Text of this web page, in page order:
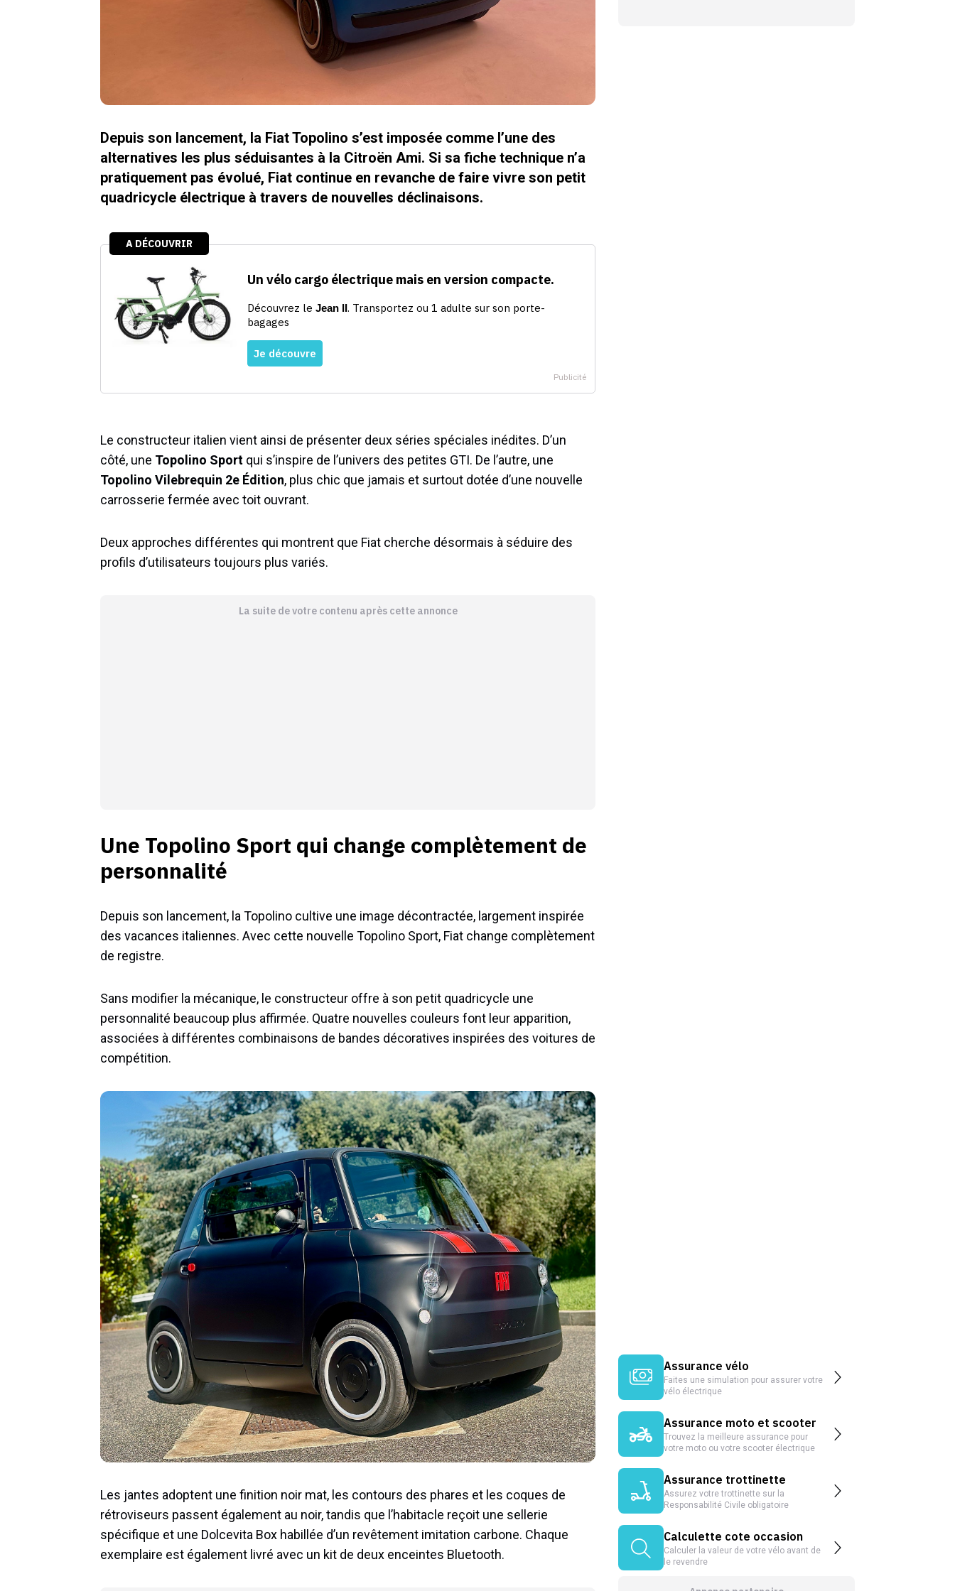
Depuis son lancement, la Fiat Topolino s’est imposée comme l’une des
alternatives les plus séduisantes à la Citroën Ami. Si sa fiche technique n’a
pratiquement pas évolué, Fiat continue en revanche de faire vivre son petit
quadricycle électrique à travers de nouvelles déclinaisons.
Le constructeur italien vient ainsi de présenter deux séries spéciales inédites. D’un
côté, une Topolino Sport qui s’inspire de l’univers des petites GTI. De l’autre, une
Topolino Vilebrequin 2e Édition, plus chic que jamais et surtout dotée d’une nouvelle
carrosserie fermée avec toit ouvrant.
Deux approches différentes qui montrent que Fiat cherche désormais à séduire des
profils d’utilisateurs toujours plus variés.
La suite de votre contenu après cette annonce
Une Topolino Sport qui change complètement de
personnalité
Depuis son lancement, la Topolino cultive une image décontractée, largement inspirée
des vacances italiennes. Avec cette nouvelle Topolino Sport, Fiat change complètement
de registre.
Sans modifier la mécanique, le constructeur offre à son petit quadricycle une
personnalité beaucoup plus affirmée. Quatre nouvelles couleurs font leur apparition,
associées à différentes combinaisons de bandes décoratives inspirées des voitures de
compétition.
Les jantes adoptent une finition noir mat, les contours des phares et les coques de
rétroviseurs passent également au noir, tandis que l’habitacle reçoit une sellerie
spécifique et une Dolcevita Box habillée d’un revêtement imitation carbone. Chaque
exemplaire est également livré avec un kit de deux enceintes Bluetooth.
Assurance vélo
Faites une simulation pour assurer votre
vélo électrique
Assurance moto et scooter
Trouvez la meilleure assurance pour
votre moto ou votre scooter électrique
Assurance trottinette
Assurez votre trottinette sur la
Responsabilité Civile obligatoire
Calculette cote occasion
Calculer la valeur de votre vélo avant de
le revendre